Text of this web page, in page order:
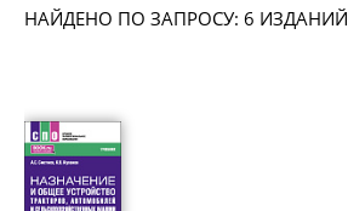
НАЙДЕНО ПО ЗАПРОСУ: 6 ИЗДАНИЙ